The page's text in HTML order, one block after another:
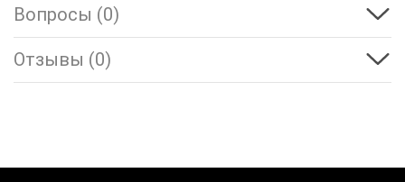
Вопросы (0)
Отзывы (0)